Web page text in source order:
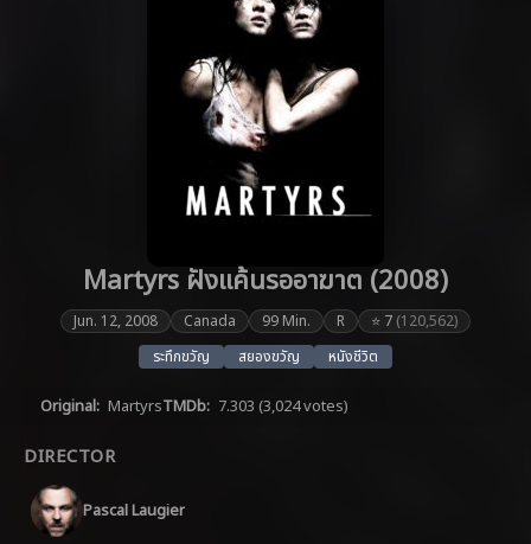
Martyrs ฝังแค้นรออาฆาต (2008)
Jun. 12, 2008 Canada 99 Min. R ⭐ 7 (120,562)
ระทึกขวัญ
สยองขวัญ หนังชีวิต
Original: MartyrsTMDb: 7.303 (3,024 votes)
DIRECTOR
Pascal Laugier